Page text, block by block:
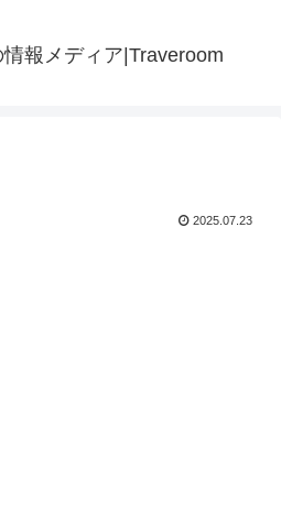
報メディア|Traveroom
2025.07.23